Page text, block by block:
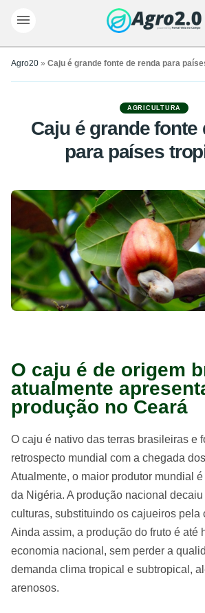
Agro20 » Caju é grande fonte de renda para
AGRICULTURA
Caju é grande fonte
para países
O caju é de origem
atualmente
produção no Ceará
O caju é nativo das terras brasileiras e
retrospecto mundial com a chegada
Atualmente, o maior produtor mundial
da Nigéria. A produção nacional
culturas, substituindo os cajueiros pela
Ainda assim, a produção do fruto é até
economia nacional, sem perder a
demanda clima tropical e subtropical,
arenosos.